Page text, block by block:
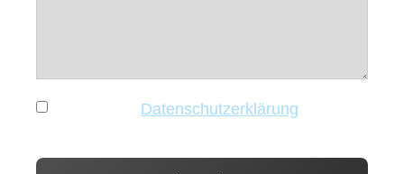
Datenschutzerklärung